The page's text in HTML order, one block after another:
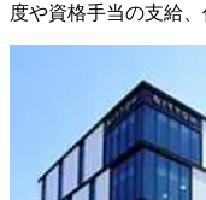
度や資格手当の支給